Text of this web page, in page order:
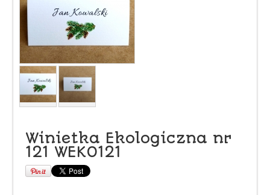
Winietka Ekologiczna nr
121 WEKO121